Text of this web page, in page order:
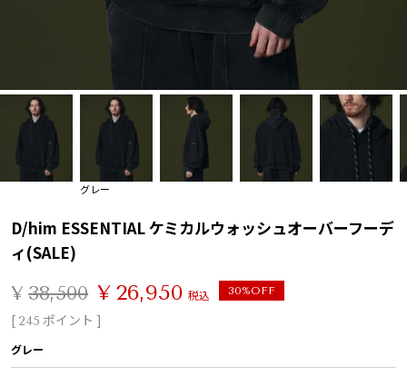
グレー
D/him ESSENTIAL ケミカルウォッシュオーバーフーデ
ィ(SALE)
¥ 38,500 ¥ 26,950 税込 30%OFF
[ 245 ポイント ]
グレー